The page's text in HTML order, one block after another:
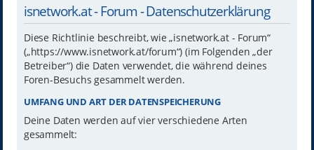
isnetwork.at - Forum - Datenschutzerklärung
Diese Richtlinie beschreibt, wie „isnetwork.at - Forum“
(„https://www.isnetwork.at/forum“) (im Folgenden „der
Betreiber“) die Daten verwendet, die während deines
Foren-Besuchs gesammelt werden.
UMFANG UND ART DER DATENSPEICHERUNG
Deine Daten werden auf vier verschiedene Arten
gesammelt: